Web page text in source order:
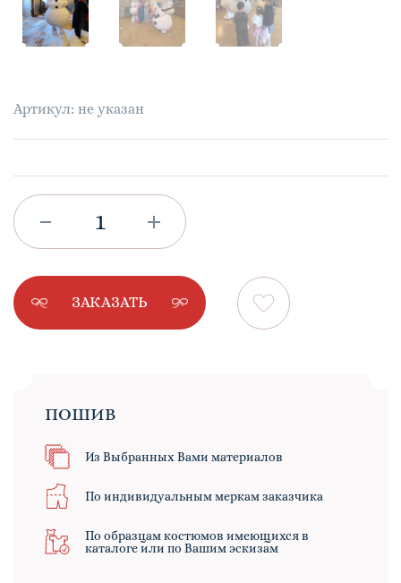
Артикул: не указан
ЗАКАЗАТЬ
ПОШИВ
Из Выбранных Вами материалов
По индивидуальным меркам заказчика
По образцам костюмов имеющихся в
каталоге или по Вашим эскизам